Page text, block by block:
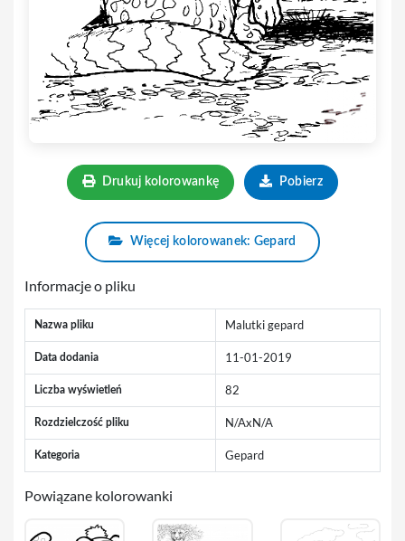
Drukuj kolorowankę Pobierz
Więcej kolorowanek: Gepard
Informacje o pliku
Nazwa pliku Malutki gepard
Data dodania 11-01-2019
Liczba wyświetleń 82
Rozdzielczość pliku N/AxN/A
Kategoria Gepard
Powiązane kolorowanki